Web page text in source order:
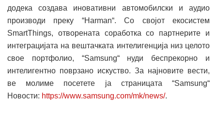
додека создава иновативни автомобилски и аудио
производи преку “Harman“. Со својот екосистем
SmartThings, отворената соработка со партнерите и
интеграцијата на вештачката интелигенција низ целото
свое портфолио, “Samsung“ нуди беспрекорно и
интелигентно поврзано искуство. За најновите вести,
ве молиме посетете ја страницата “Samsung“
Новости: https://www.samsung.com/mk/news/.